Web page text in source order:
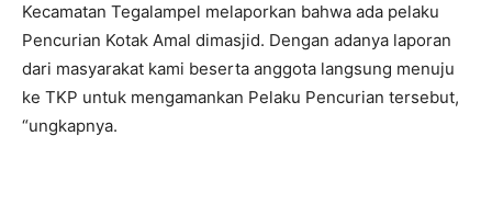
Kecamatan Tegalampel melaporkan bahwa ada pelaku
Pencurian Kotak Amal dimasjid. Dengan adanya laporan
dari masyarakat kami beserta anggota langsung menuju
ke TKP untuk mengamankan Pelaku Pencurian tersebut,
“ungkapnya.